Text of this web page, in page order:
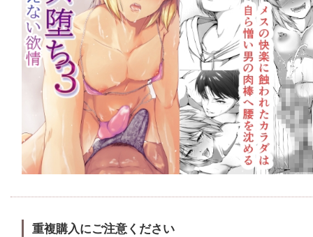
重複購入にご注意ください